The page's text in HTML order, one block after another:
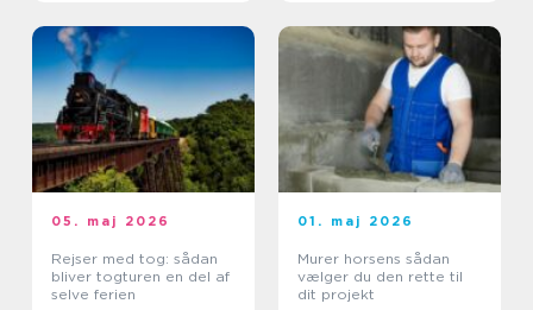
05. maj 2026
Rejser med tog: sådan
bliver togturen en del af
selve ferien
01. maj 2026
Murer horsens sådan
vælger du den rette til
dit projekt